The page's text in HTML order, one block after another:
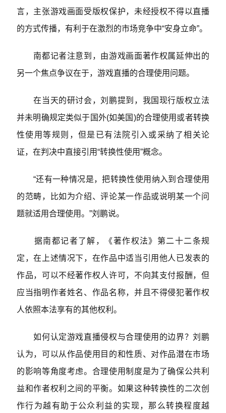
言，主张游戏画面受版权保护，未经授权不得以直播
的方式传播，有利于在激烈的市场竞争中“安身立命”。
南都记者注意到，由游戏画面著作权属延伸出的
另一个焦点争议在于，游戏直播的合理使用问题。
在当天的研讨会，刘鹏提到，我国现行版权立法
并未明确规定类似于国外(如美国)的合理使用或者转换
性使用等规则，但是已有法院引入或采纳了相关论
证，在判决中直接引用“转换性使用”概念。
“还有一种情况是，把转换性使用纳入到合理使用
的范畴，比如为介绍、评论某一作品或说明某一个问
题就适用合理使用。”刘鹏说。
据南都记者了解，《著作权法》第二十二条规
定，在上述情况下，在作品中适当引用他人已发表的
作品，可以不经著作权人许可，不向其支付报酬，但
应当指明作者姓名、作品名称，并且不得侵犯著作权
人依照本法享有的其他权利。
如何认定游戏直播侵权与合理使用的边界？刘鹏
认为，可以从作品使用目的和性质、对作品潜在市场
的影响等角度考虑。合理使用制度是为了确保公共利
益和作者权利之间的平衡。如果这种转换性的二次创
作行为越有助于公众利益的实现，那么转换程度越